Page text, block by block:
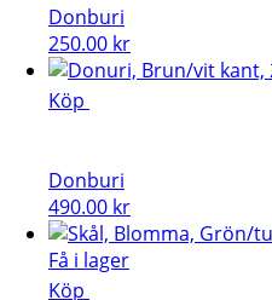
Donburi
250.00 kr
Köp
Donburi
490.00 kr
Få i lager
Köp